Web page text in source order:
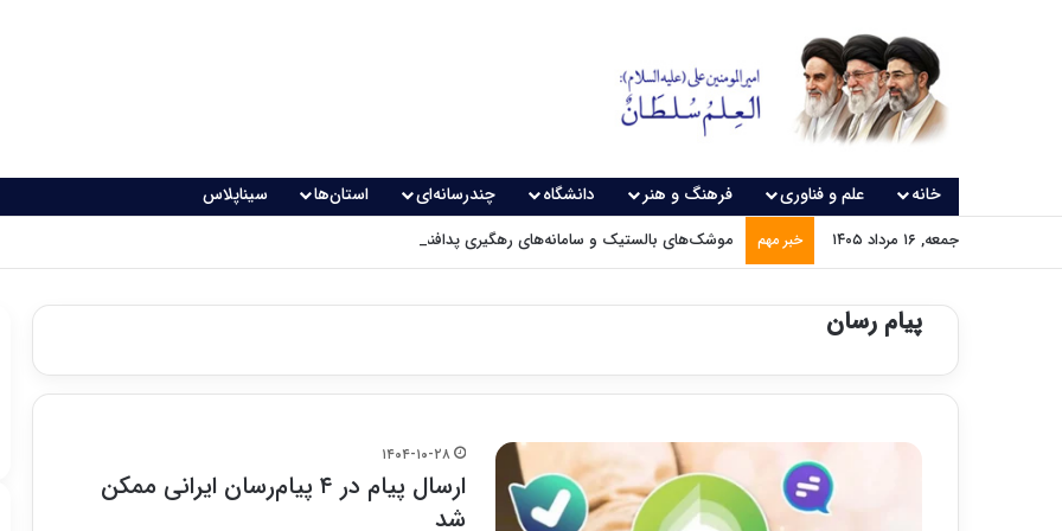
خانه علم و فناوری فرهنگ و هنر دانشگاه چندرسانه‌ای استان‌ها سیناپلاس
جمعه, ۱۶ مرداد ۱۴۰۵ خبر مهم موشک‌های بالستیک و سامانه‌های رهگیری پدافندی چگونه کار می کنند؟
پیام رسان
۱۴۰۴-۱۰-۲۸
ارسال پیام در ۴ پیام‌رسان ایرانی ممکن
شد